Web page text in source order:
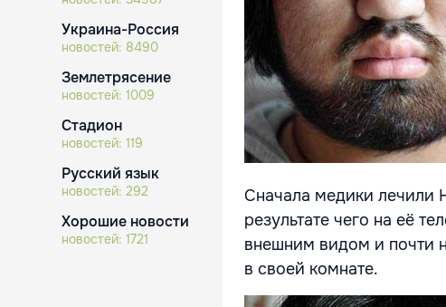
Украина-Россия
новостей: 8490
Землетрясение
новостей: 1009
Стадион
новостей: 119
Русский язык
новостей: 292
Хорошие новости
новостей: 1721
Сначала медики лечили
результате чего на её
внешним видом и почти
в своей комнате.